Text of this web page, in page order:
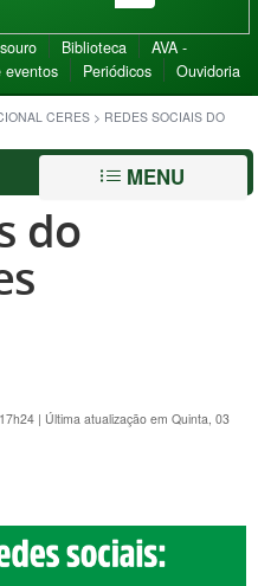
Biblioteca
AVA -
eventos Periódicos Ouvidoria
CERES > REDES SOCIAIS DO
MENU
do
| Última atualização em Quinta, 03